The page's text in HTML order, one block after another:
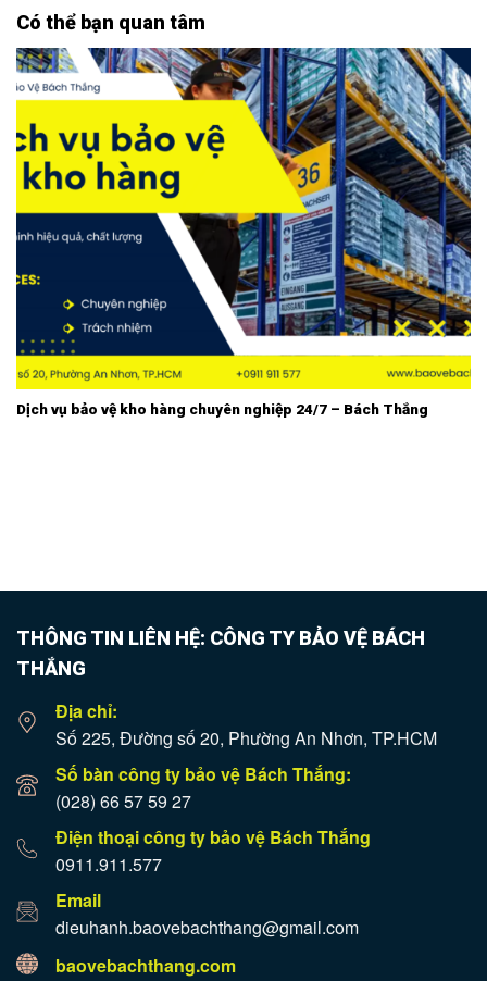
Có thể bạn quan tâm
Dịch vụ bảo vệ kho hàng chuyên nghiệp 24/7 – Bách Thắng
THÔNG TIN LIÊN HỆ: CÔNG TY BẢO VỆ BÁCH
THẮNG
Địa chỉ:
Số 225, Đường số 20, Phường An Nhơn, TP.HCM
Số bàn công ty bảo vệ Bách Thắng:
(028) 66 57 59 27
Điện thoại công ty bảo vệ Bách Thắng
0911.911.577
Email
dieuhanh.baovebachthang@gmail.com
baovebachthang.com